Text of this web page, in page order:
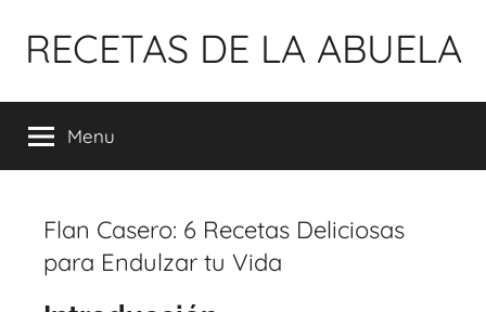
para
conteúdo
RECETAS DE LA ABUELA
Menu
Flan Casero: 6 Recetas Deliciosas
para Endulzar tu Vida